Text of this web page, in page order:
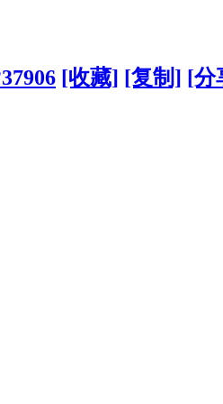
[收藏] [复制] [分